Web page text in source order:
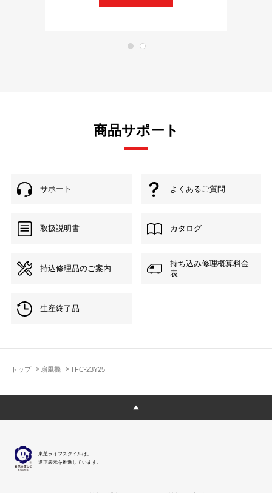
トップ 扇風機 TFC-23Y25
商品サポート
サポート よくあるご質問
取扱説明書 カタログ
持込修理品のご案内
持ち込み修理概算料金
表
生産終了品
東芝ライフスタイルは、
適正表示を推進しています。